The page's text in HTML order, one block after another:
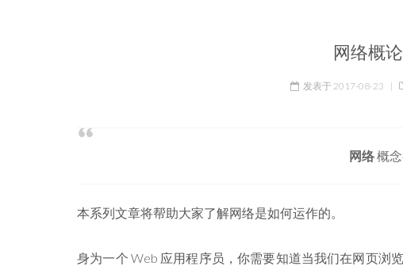
网络概论
发表于 2017-08-23 |
网络概念
本系列文章将帮助大家了解网络是如何运作的。
身为一个 Web 应用程序员，你需要知道当我们在网页浏